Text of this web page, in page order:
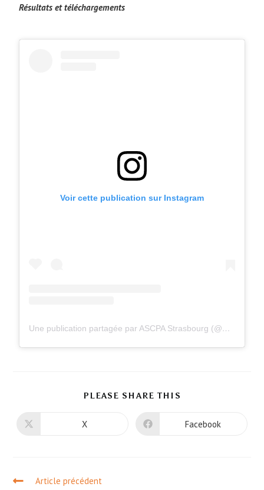
Résultats et téléchargements
Voir cette publication sur Instagram
Une publication partagée par ASCPA Strasbourg (@ascpastrasbourg)
PLEASE SHARE THIS
X Facebook
Article précédent